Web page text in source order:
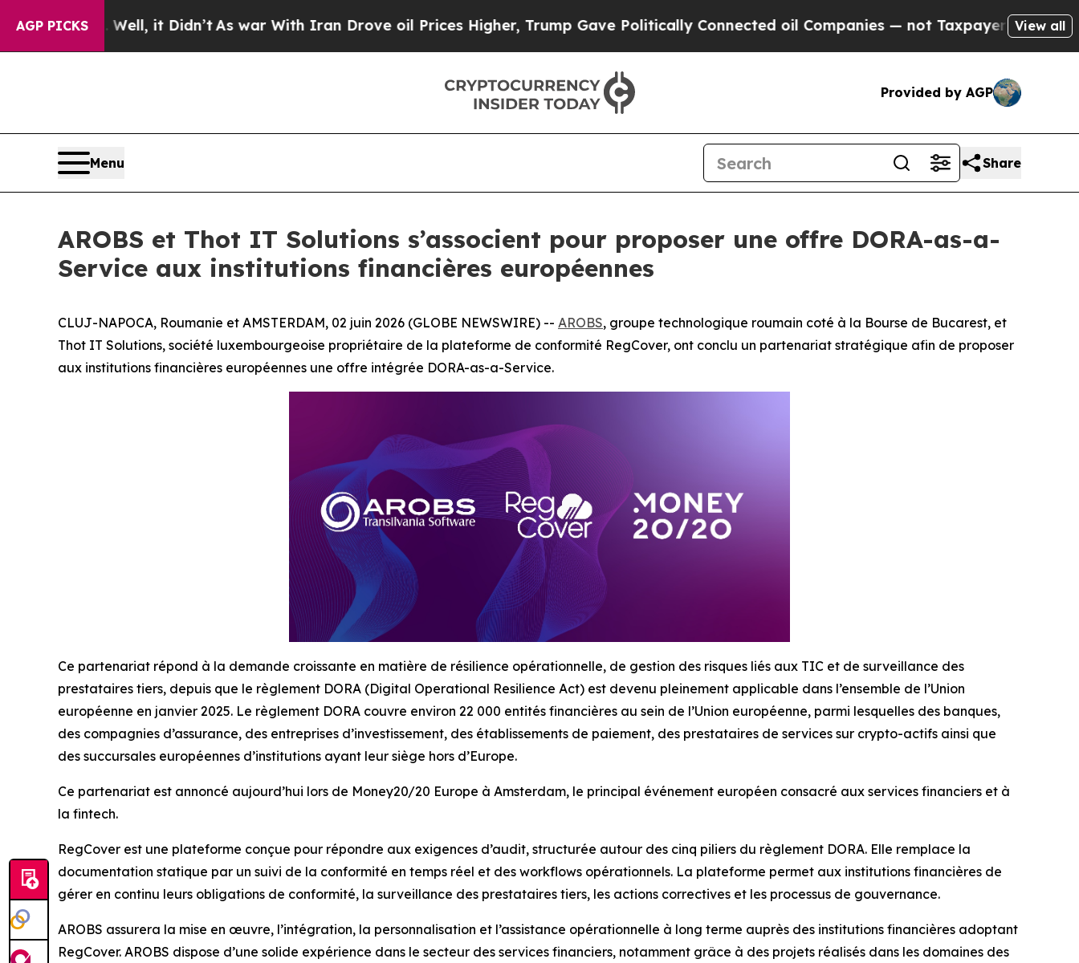
AGP PICKS
Well, it Didn’t As war With Iran Drove oil Prices Higher, Trump Gave Politically Connected oil Companies — not Taxpayers — the Chance to
View all
Provided by AGP
Menu Share
AROBS et Thot IT Solutions s’associent pour proposer une offre DORA-as-a-
Service aux institutions financières européennes
CLUJ-NAPOCA, Roumanie et AMSTERDAM, 02 juin 2026 (GLOBE NEWSWIRE) -- AROBS, groupe technologique roumain coté à la Bourse de Bucarest, et
Thot IT Solutions, société luxembourgeoise propriétaire de la plateforme de conformité RegCover, ont conclu un partenariat stratégique afin de proposer
aux institutions financières européennes une offre intégrée DORA-as-a-Service.
Ce partenariat répond à la demande croissante en matière de résilience opérationnelle, de gestion des risques liés aux TIC et de surveillance des
prestataires tiers, depuis que le règlement DORA (Digital Operational Resilience Act) est devenu pleinement applicable dans l’ensemble de l’Union
européenne en janvier 2025. Le règlement DORA couvre environ 22 000 entités financières au sein de l’Union européenne, parmi lesquelles des banques,
des compagnies d’assurance, des entreprises d’investissement, des établissements de paiement, des prestataires de services sur crypto-actifs ainsi que
des succursales européennes d’institutions ayant leur siège hors d’Europe.
Ce partenariat est annoncé aujourd’hui lors de Money20/20 Europe à Amsterdam, le principal événement européen consacré aux services financiers et à
la fintech.
RegCover est une plateforme conçue pour répondre aux exigences d’audit, structurée autour des cinq piliers du règlement DORA. Elle remplace la
documentation statique par un suivi de la conformité en temps réel et des workflows opérationnels. La plateforme permet aux institutions financières de
gérer en continu leurs obligations de conformité, la surveillance des prestataires tiers, les actions correctives et les processus de gouvernance.
AROBS assurera la mise en œuvre, l’intégration, la personnalisation et l’assistance opérationnelle à long terme auprès des institutions financières adoptant
RegCover. AROBS dispose d’une solide expérience dans le secteur des services financiers, notamment grâce à des projets réalisés dans les domaines des